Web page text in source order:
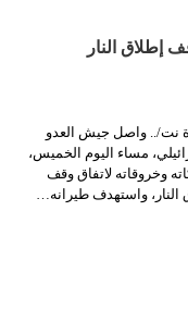
إطلاق النار
نت/.. واصل جيش العدو
مساء اليوم الخميس،
وخروقاته لاتفاق وقف
النار، واستهدف طيرانه…